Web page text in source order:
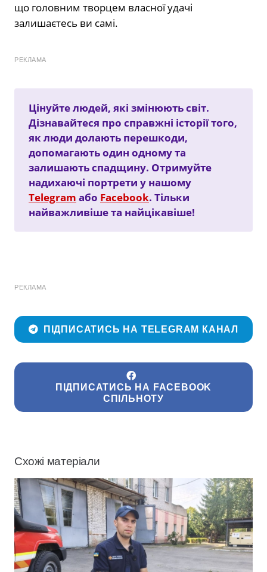
що головним творцем власної удачі
залишаєтесь ви самі.
РЕКЛАМА
Цінуйте людей, які змінюють світ.
Дізнавайтеся про справжні історії того,
як люди долають перешкоди,
допомагають один одному та
залишають спадщину. Отримуйте
надихаючі портрети у нашому
Telegram або Facebook. Тільки
найважливіше та найцікавіше!
РЕКЛАМА
ПІДПИСАТИСЬ НА TELEGRAM КАНАЛ
ПІДПИСАТИСЬ НА FACEBOOK
СПІЛЬНОТУ
Схожі матеріали